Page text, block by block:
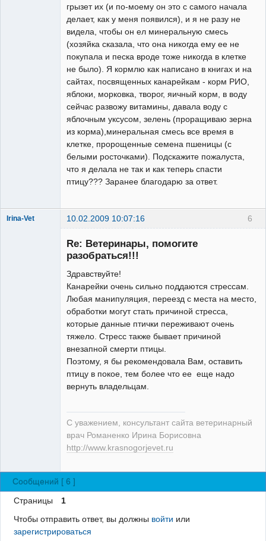
грызет их (и по-моему он это с самого начала
делает, как у меня появился), и я не разу не
видела, чтобы он ел минеральную смесь
(хозяйка сказала, что она никогда ему ее не
покупала и песка вроде тоже никогда в клетке
не было). Я кормлю как написано в книгах и на
сайтах, посвященных канарейкам - корм РИО,
яблоки, морковка, творог, яичный корм, в воду
сейчас развожу витамины, давала воду с
яблочным уксусом, зелень (проращиваю зерна
из корма),минеральная смесь все время в
клетке, пророщенные семена пшеницы (с
белыми росточками). Подскажите пожалуста,
что я делала не так и как теперь спасти
птицу??? Заранее благодарю за ответ.
6
Irina-Vet 10.02.2009 10:07:16
Re: Ветеринары, помогите
разобраться!!!
Здравствуйте!
Канарейки очень сильно поддаются стрессам.
Любая манипуляция, переезд с места на место,
обработки могут стать причиной стресса,
которые данные птички переживают очень
тяжело. Стресс также бывает причиной
внезапной смерти птицы.
Поэтому, я бы рекомендовала Вам, оставить
птицу в покое, тем более что ее еще надо
вернуть владельцам.
С уважением, консультант сайта ветеринарный
врач Романенко Ирина Борисовна
http://www.krasnogorjevet.ru
Сообщений [ 6 ]
Страницы
1
Чтобы отправить ответ, вы должны войти или
зарегистрироваться